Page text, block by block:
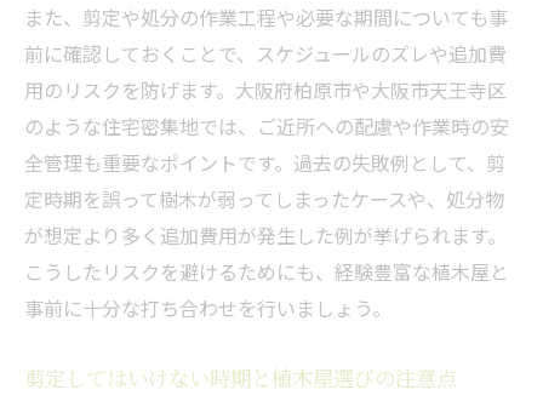
また、剪定や処分の作業工程や必要な期間についても事
前に確認しておくことで、スケジュールのズレや追加費
用のリスクを防げます。大阪府柏原市や大阪市天王寺区
のような住宅密集地では、ご近所への配慮や作業時の安
全管理も重要なポイントです。過去の失敗例として、剪
定時期を誤って樹木が弱ってしまったケースや、処分物
が想定より多く追加費用が発生した例が挙げられます。
こうしたリスクを避けるためにも、経験豊富な植木屋と
事前に十分な打ち合わせを行いましょう。
剪定してはいけない時期と植木屋選びの注意点